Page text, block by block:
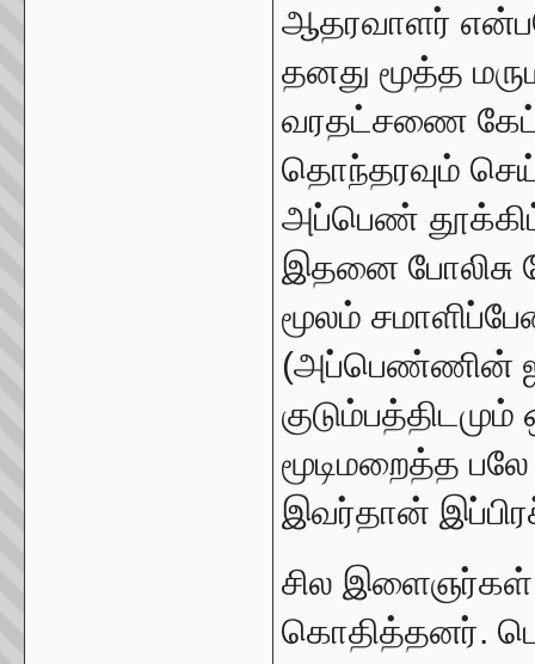
ஆதரவாளர்
தனது மூத்த
வரதட்சணை
தொந்தரவும்
அப்பெண்
இதனை போலிசு
மூலம்
(அப்பெண்ணின்
மூடிமறைத்த
இவர்தான்
சில
கொதித்தனர்.